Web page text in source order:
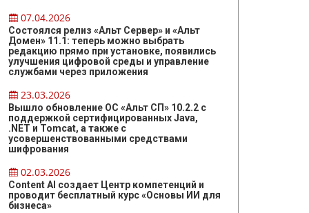
07.04.2026
Состоялся релиз «Альт Сервер» и «Альт
Домен» 11.1: теперь можно выбрать
редакцию прямо при установке, появились
улучшения цифровой среды и управление
службами через приложения
23.03.2026
Вышло обновление ОС «Альт СП» 10.2.2 с
поддержкой сертифицированных Java,
.NET и Tomcat, а также с
усовершенствованными средствами
шифрования
02.03.2026
Content AI создает Центр компетенций и
проводит бесплатный курс «Основы ИИ для
бизнеса»